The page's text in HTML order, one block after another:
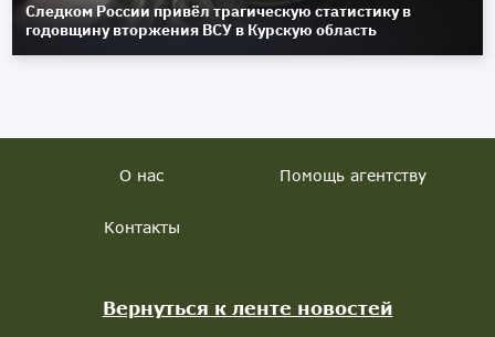
Следком России привёл трагическую статистику в
годовщину вторжения ВСУ в Курскую область
О нас Помощь агентству
Контакты
Вернуться к ленте новостей